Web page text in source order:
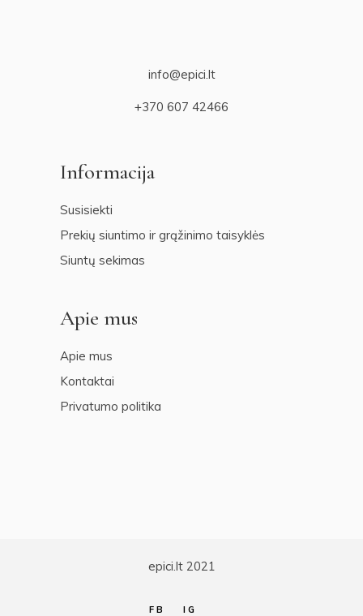
info@epici.lt
+370 607 42466
Informacija
Susisiekti
Prekių siuntimo ir grąžinimo taisyklės
Siuntų sekimas
Apie mus
Apie mus
Kontaktai
Privatumo politika
epici.lt 2021
FB IG